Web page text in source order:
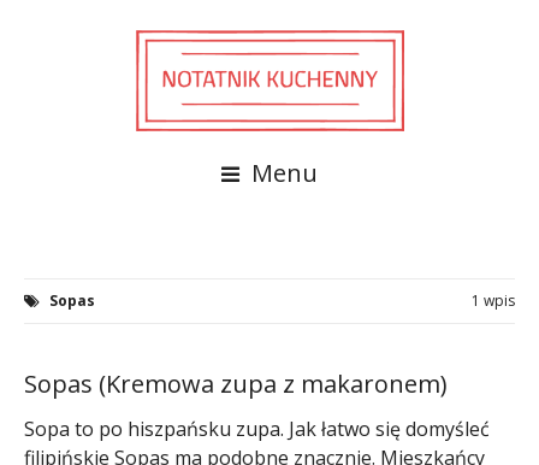
Menu
Sopas 1 wpis
Sopas (Kremowa zupa z makaronem)
Sopa to po hiszpańsku zupa. Jak łatwo się domyśleć
filipińskie Sopas ma podobne znacznie. Mieszkańcy